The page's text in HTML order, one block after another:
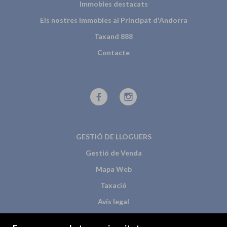
Immobles destacats
Els nostres immobles al Principat d'Andorra
Taxand 888
Contacte
GESTIÓ DE LLOGUERS
Gestió de Venda
Mapa Web
Taxació
Avís legal